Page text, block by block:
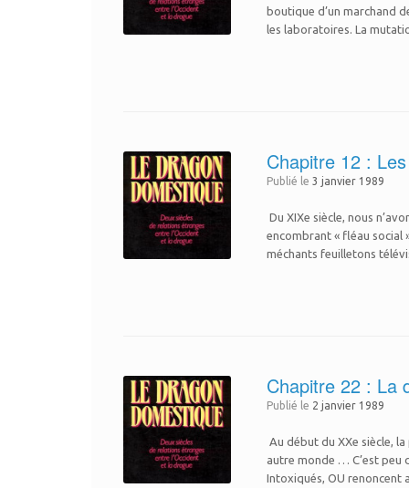
boutique d’un marchand
les laboratoires. La
Chapitre 12 :
Publié le3 janvier 1989
Du XIXe siècle, nous
encombrant « fléau social
méchants feuilletons
Chapitre 22 : La
Publié le 2 janvier 1989
Au début du XXe siècle,
autre monde … C’est peu
Intoxiqués, OU renoncent